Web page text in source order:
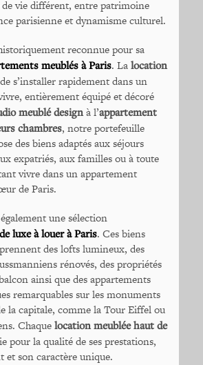
vie différent, entre patrimoine
parisienne et dynamisme culturel.
reconnue pour sa
meublés à Paris. La location
s’installer rapidement dans un
entièrement équipé et décoré
meublé designà l’appartement
chambres, notre portefeuille
des biens adaptés aux séjours
expatriés, aux familles ou à toute
vivre dans un appartement
de Paris.
une sélection
luxe à louer à Paris. Ces biens
des lofts lumineux, des
rénovés, des propriétés
ainsi que des appartements
remarquables sur les monuments
la capitale, comme la Tour Eiffel ou
Chaque location meublée haut de
pour la qualité de ses prestations,
et son caractère unique.